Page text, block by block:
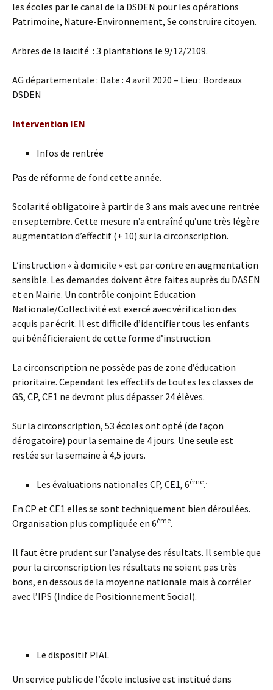
les écoles par le canal de la DSDEN pour les opérations
Patrimoine, Nature-Environnement, Se construire citoyen.
Arbres de la laïcité : 3 plantations le 9/12/2109.
AG départementale : Date : 4 avril 2020 – Lieu : Bordeaux
DSDEN
Intervention IEN
Infos de rentrée
Pas de réforme de fond cette année.
Scolarité obligatoire à partir de 3 ans mais avec une rentrée
en septembre. Cette mesure n’a entraîné qu’une très légère
augmentation d’effectif (+ 10) sur la circonscription.
L’instruction « à domicile » est par contre en augmentation
sensible. Les demandes doivent être faites auprès du DASEN
et en Mairie. Un contrôle conjoint Education
Nationale/Collectivité est exercé avec vérification des
acquis par écrit. Il est difficile d’identifier tous les enfants
qui bénéficieraient de cette forme d’instruction.
La circonscription ne possède pas de zone d’éducation
prioritaire. Cependant les effectifs de toutes les classes de
GS, CP, CE1 ne devront plus dépasser 24 élèves.
Sur la circonscription, 53 écoles ont opté (de façon
dérogatoire) pour la semaine de 4 jours. Une seule est
restée sur la semaine à 4,5 jours.
Les évaluations nationales CP, CE1, 6ème..
En CP et CE1 elles se sont techniquement bien déroulées.
Organisation plus compliquée en 6ème.
Il faut être prudent sur l’analyse des résultats. Il semble que
pour la circonscription les résultats ne soient pas très
bons, en dessous de la moyenne nationale mais à corréler
avec l’IPS (Indice de Positionnement Social).
Le dispositif PIAL
Un service public de l’école inclusive est institué dans